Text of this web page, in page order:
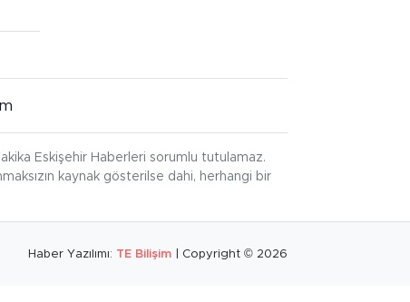
Eskişehir Haberleri sorumlu tutulamaz.
kaynak gösterilse dahi, herhangi bir
Haber Yazılımı: TE Bilişim | Copyright © 2026